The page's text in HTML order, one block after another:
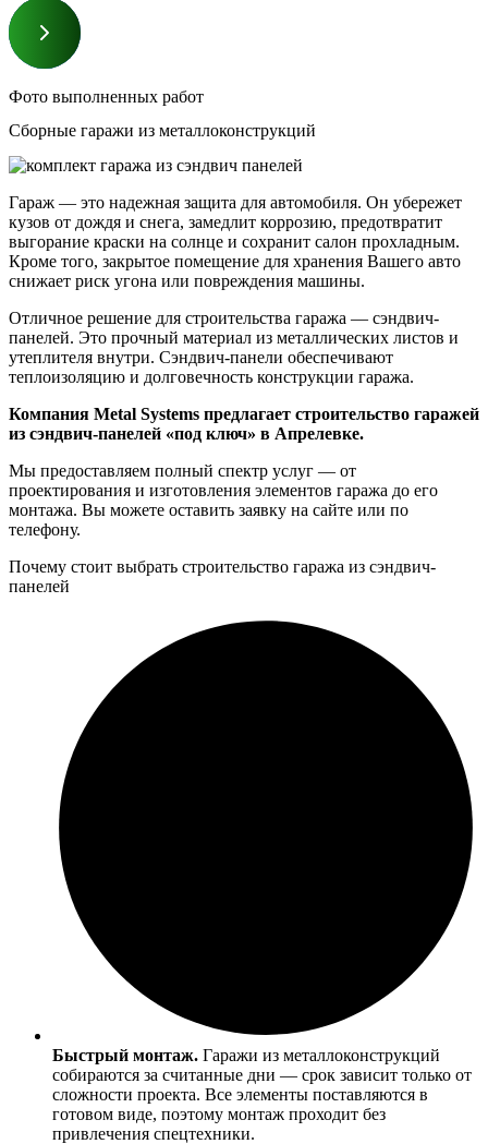
Фото выполненных работ
Сборные гаражи из металлоконструкций
Гараж — это надежная защита для автомобиля. Он убережет
кузов от дождя и снега, замедлит коррозию, предотвратит
выгорание краски на солнце и сохранит салон прохладным.
Кроме того, закрытое помещение для хранения Вашего авто
снижает риск угона или повреждения машины.
Отличное решение для строительства гаража — сэндвич-
панелей. Это прочный материал из металлических листов и
утеплителя внутри. Сэндвич-панели обеспечивают
теплоизоляцию и долговечность конструкции гаража.
Компания Metal Systems предлагает строительство гаражей
из сэндвич-панелей «под ключ» в Апрелевке.
Мы предоставляем полный спектр услуг — от
проектирования и изготовления элементов гаража до его
монтажа. Вы можете оставить заявку на сайте или по
телефону.
Почему стоит выбрать строительство гаража из сэндвич-
панелей
Быстрый монтаж. Гаражи из металлоконструкций
собираются за считанные дни — срок зависит только от
сложности проекта. Все элементы поставляются в
готовом виде, поэтому монтаж проходит без
привлечения спецтехники.